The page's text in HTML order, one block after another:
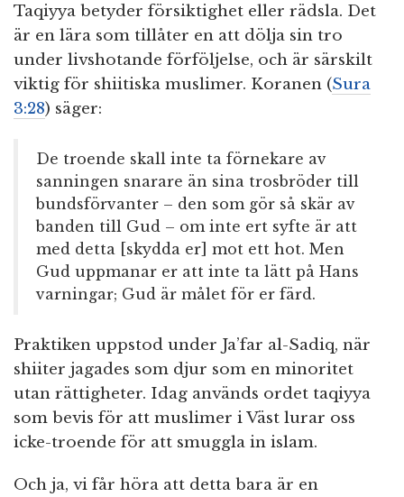
Taqiyya betyder försiktighet eller rädsla. Det
är en lära som tillåter en att dölja sin tro
under livshotande förföljelse, och är särskilt
viktig för shiitiska muslimer. Koranen (Sura
3:28) säger:
De troende skall inte ta förnekare av
sanningen snarare än sina trosbröder till
bundsförvanter – den som gör så skär av
banden till Gud – om inte ert syfte är att
med detta [skydda er] mot ett hot. Men
Gud uppmanar er att inte ta lätt på Hans
varningar; Gud är målet för er färd.
Praktiken uppstod under Ja’far al-Sadiq, när
shiiter jagades som djur som en minoritet
utan rättigheter. Idag används ordet taqiyya
som bevis för att muslimer i Väst lurar oss
icke-troende för att smuggla in islam.
Och ja, vi får höra att detta bara är en